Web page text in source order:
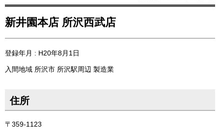
新井園本店 所沢西武店
登録年月 : H20年8月1日
入間地域 所沢市 所沢駅周辺 製造業
住所
〒359-1123